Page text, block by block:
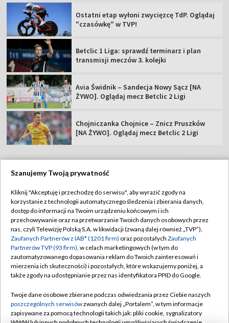
Ostatni etap wyłoni zwycięzcę TdP. Oglądaj
"czasówkę" w TVP!
Betclic 1 Liga: sprawdź terminarz i plan
transmisji meczów 3. kolejki
Avia Świdnik – Sandecja Nowy Sącz [NA
ŻYWO]. Oglądaj mecz Betclic 2 Ligi
Chojniczanka Chojnice – Znicz Pruszków
[NA ŻYWO]. Oglądaj mecz Betclic 2 Ligi
Abonament TVP
Sklep TVP
Biuro Reklamy
Oferta Handlowa
Telegazeta ogłoszenia
Rada Programowa
Ogłoszenia przetargowe
Regulamin TVP
Polityka prywatności
Moje zgody
Biuro reklamy
Kontakt
Kanały
Szanujemy Twoją prywatność
Kliknij "Akceptuję i przechodzę do serwisu", aby wyrazić zgody na
korzystanie z technologii automatycznego śledzenia i zbierania danych,
dostęp do informacji na Twoim urządzeniu końcowym i ich
przechowywanie oraz na przetwarzanie Twoich danych osobowych przez
nas, czyli Telewizję Polską S.A. w likwidacji (zwaną dalej również „TVP”),
Zaufanych Partnerów z IAB* (1201 firm) oraz pozostałych Zaufanych
Partnerów TVP (93 firm), w celach marketingowych (w tym do
zautomatyzowanego dopasowania reklam do Twoich zainteresowań i
mierzenia ich skuteczności) i pozostałych, które wskazujemy poniżej, a
także zgody na udostępnianie przez nas identyfikatora PPID do Google.
Twoje dane osobowe zbierane podczas odwiedzania przez Ciebie naszych
poszczególnych serwisówzwanych dalej „Portalem”, w tym informacje
zapisywane za pomocą technologii takich jak: pliki cookie, sygnalizatory